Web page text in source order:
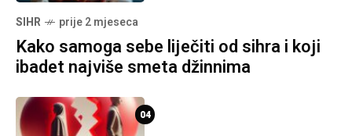
SIHR prije 2 mjeseca
Kako samoga sebe liječiti od sihra i koji
ibadet najviše smeta džinnima
04